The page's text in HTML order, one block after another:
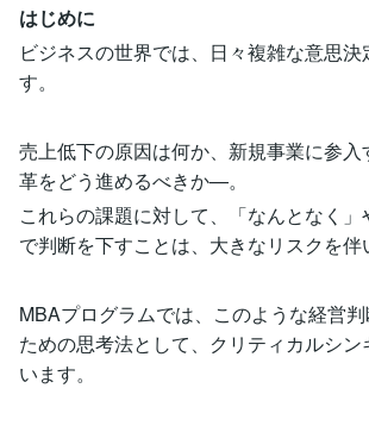
はじめに
ビジネスの世界では、日々複雑な意思決
す。
売上低下の原因は何か、新規事業に参
革をどう進めるべきか—。
これらの課題に対して、「なんとなく
で判断を下すことは、大きなリスクを伴
MBAプログラムでは、このような経営
ための思考法として、クリティカルシン
います。